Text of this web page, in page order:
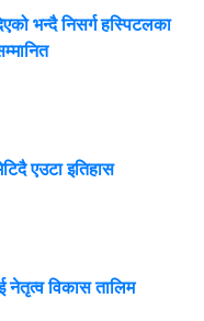
भन्दै निसर्ग हस्पिटलका
एउटा इतिहास
नेतृत्व विकास तालिम